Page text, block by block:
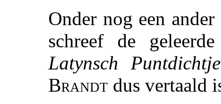
Onder nog een
schreef de
Latynsch Puntdichtje
Brandt dus vertaald